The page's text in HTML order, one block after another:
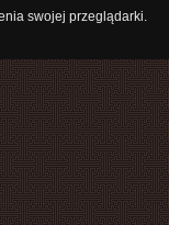
swojej przeglądarki.